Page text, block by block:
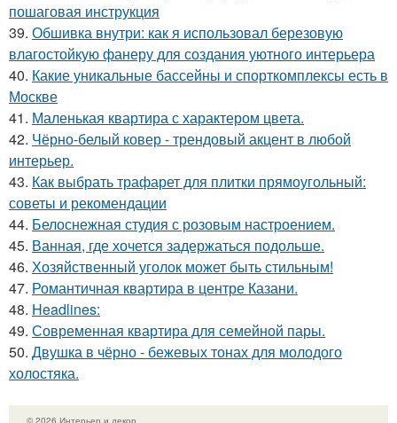
пошаговая инструкция
39. Обшивка внутри: как я использовал березовую
влагостойкую фанеру для создания уютного интерьера
40. Какие уникальные бассейны и спорткомплексы есть в
Москве
41. Маленькая квартира с характером цвета.
42. Чёрно-белый ковер - трендовый акцент в любой
интерьер.
43. Как выбрать трафарет для плитки прямоугольный:
советы и рекомендации
44. Белоснежная студия с розовым настроением.
45. Ванная, где хочется задержаться подольше.
46. Хозяйственный уголок может быть стильным!
47. Романтичная квартира в центре Казани.
48. Headlines:
49. Современная квартира для семейной пары.
50. Двушка в чёрно - бежевых тонах для молодого
холостяка.